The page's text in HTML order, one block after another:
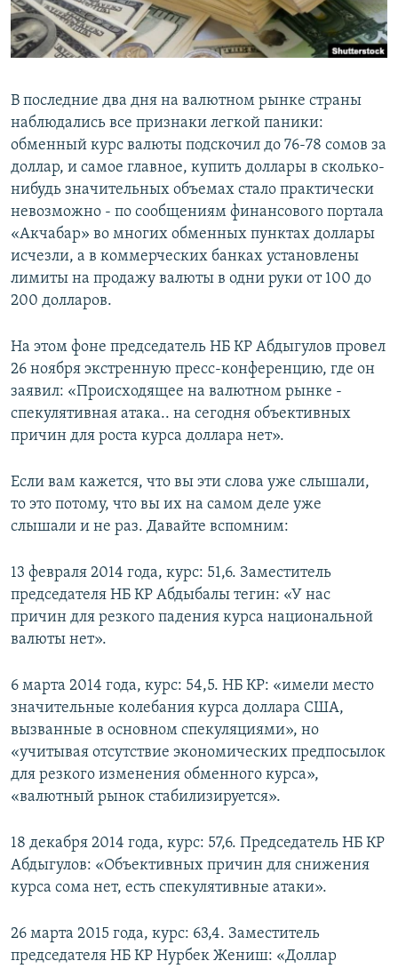
В последние два дня на валютном рынке страны
наблюдались все признаки легкой паники:
обменный курс валюты подскочил до 76-78 сомов за
доллар, и самое главное, купить доллары в сколько-
нибудь значительных объемах стало практически
невозможно - по сообщениям финансового портала
«Акчабар» во многих обменных пунктах доллары
исчезли, а в коммерческих банках установлены
лимиты на продажу валюты в одни руки от 100 до
200 долларов.
На этом фоне председатель НБ КР Абдыгулов провел
26 ноября экстренную пресс-конференцию, где он
заявил: «Происходящее на валютном рынке -
спекулятивная атака.. на сегодня объективных
причин для роста курса доллара нет».
Если вам кажется, что вы эти слова уже слышали,
то это потому, что вы их на самом деле уже
слышали и не раз. Давайте вспомним:
13 февраля 2014 года, курс: 51,6. Заместитель
председателя НБ КР Абдыбалы тегин: «У нас
причин для резкого падения курса национальной
валюты нет».
6 марта 2014 года, курс: 54,5. НБ КР: «имели место
значительные колебания курса доллара США,
вызванные в основном спекуляциями», но
«учитывая отсутствие экономических предпосылок
для резкого изменения обменного курса»,
«валютный рынок стабилизируется».
18 декабря 2014 года, курс: 57,6. Председатель НБ КР
Абдыгулов: «Объективных причин для снижения
курса сома нет, есть спекулятивные атаки».
26 марта 2015 года, курс: 63,4. Заместитель
председателя НБ КР Нурбек Жениш: «Доллар